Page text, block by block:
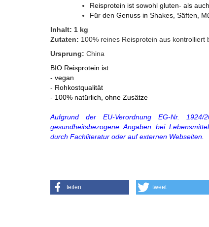
Reisprotein ist sowohl gluten- als
Für den Genuss in Shakes, Säften,
Inhalt: 1 kg
Zutaten: 100% reines Reisprotein aus kontrolliert
Ursprung: China
BIO Reisprotein ist
- vegan
- Rohkostqualität
- 100% natürlich, ohne Zusätze
Aufgrund der EU-Verordnung EG-Nr.
gesundheitsbezogene Angaben bei
durch Fachliteratur oder auf externen Webseiten.
teilen tweet